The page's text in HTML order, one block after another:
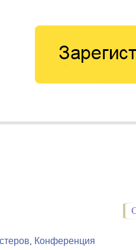
, Конференция